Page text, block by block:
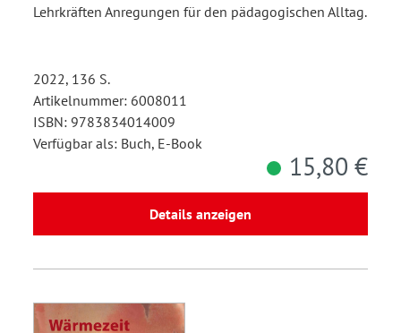
Lehrkräften Anregungen für den pädagogischen Alltag.
2022, 136 S.
Artikelnummer: 6008011
ISBN: 9783834014009
Verfügbar als: Buch, E-Book
15,80 €
Details anzeigen